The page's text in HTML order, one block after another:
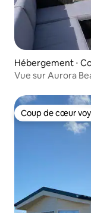
Hébergement ⋅
Vue sur Aurora
Coup de cœur
Coup de cœur